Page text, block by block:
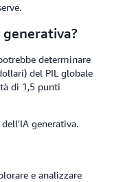
determinare
del PIL globale
di 1,5 punti
generativa.
e analizzare